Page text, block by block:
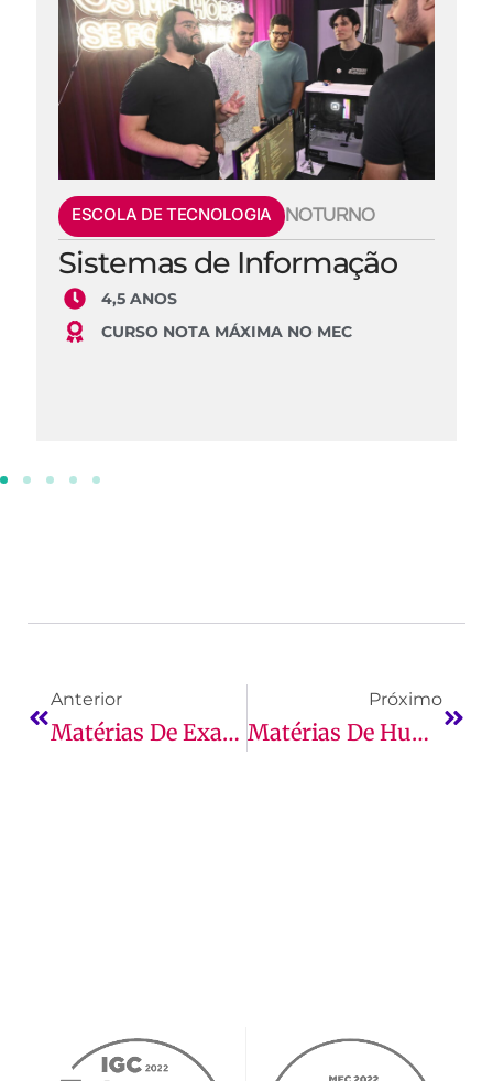
ESCOLA DE TECNOLOGIA NOTURNO
Sistemas de Informação
4,5 ANOS
CURSO NOTA MÁXIMA NO MEC
Anterior
Matérias De Exatas: Como Dominar Calculo, Física E Mais
Próximo
Matérias De Humanas: Quais São E Suas Principais Funções!